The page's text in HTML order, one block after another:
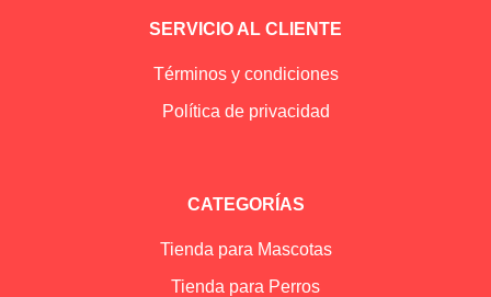
SERVICIO AL CLIENTE
Términos y condiciones
Política de privacidad
CATEGORÍAS
Tienda para Mascotas
Tienda para Perros